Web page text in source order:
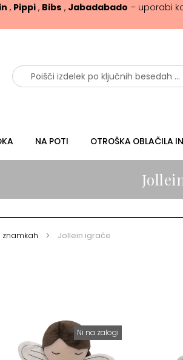
, Pippi , Bibs , Jabadabado – uporabi
Išči
NA POTI OTROŠKA OBLAČILA
Jollein igrače
Ni na zalogi